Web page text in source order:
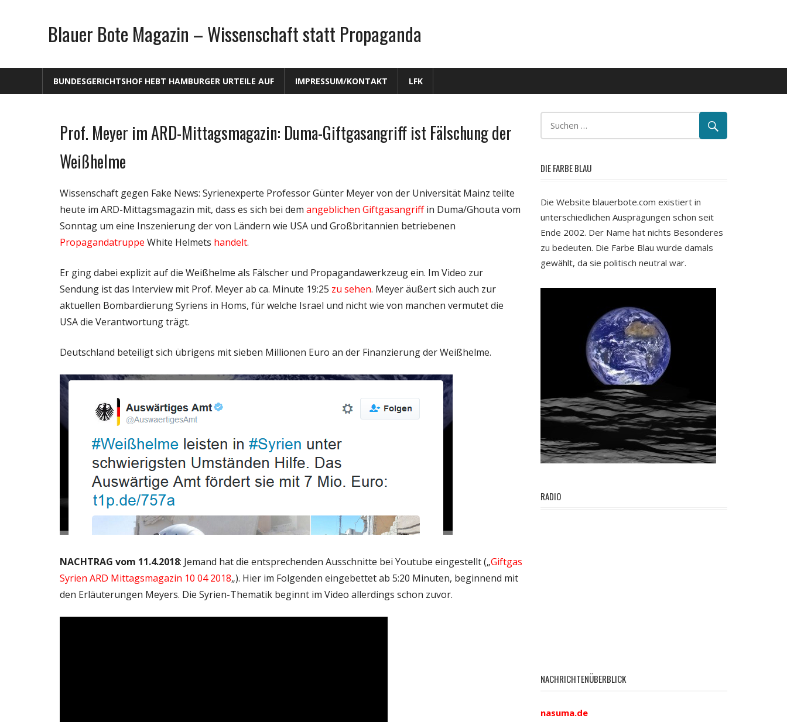
Blauer Bote Magazin – Wissenschaft statt Propaganda
BUNDESGERICHTSHOF HEBT HAMBURGER URTEILE AUF IMPRESSUM/KONTAKT LFK
Gesellschaft
Politik
Wissenschaft
Prof. Meyer im ARD-Mittagsmagazin: Duma-Giftgasangriff ist Fälschung der
Weißhelme
Wissenschaft gegen Fake News: Syrienexperte Professor Günter Meyer von der Universität Mainz teilte
heute im ARD-Mittagsmagazin mit, dass es sich bei dem angeblichen Giftgasangriffin Duma/Ghouta vom
Sonntag um eine Inszenierung der von Ländern wie USA und Großbritannien betriebenen
Propagandatruppe White Helmets handelt.
Er ging dabei explizit auf die Weißhelme als Fälscher und Propagandawerkzeug ein. Im Video zur
Sendung ist das Interview mit Prof. Meyer ab ca. Minute 19:25 zu sehen. Meyer äußert sich auch zur
aktuellen Bombardierung Syriens in Homs, für welche Israel und nicht wie von manchen vermutet die
USA die Verantwortung trägt.
Deutschland beteiligt sich übrigens mit sieben Millionen Euro an der Finanzierung der Weißhelme.
NACHTRAG vom 11.4.2018: Jemand hat die entsprechenden Ausschnitte bei Youtube eingestellt („Giftgas
Syrien ARD Mittagsmagazin 10 04 2018„). Hier im Folgenden eingebettet ab 5:20 Minuten, beginnend mit
den Erläuterungen Meyers. Die Syrien-Thematik beginnt im Video allerdings schon zuvor.
DIE FARBE BLAU
Die Website blauerbote.com existiert in
unterschiedlichen Ausprägungen schon seit
Ende 2002. Der Name hat nichts Besonderes
zu bedeuten. Die Farbe Blau wurde damals
gewählt, da sie politisch neutral war.
RADIO
NACHRICHTENÜBERBLICK
nasuma.de